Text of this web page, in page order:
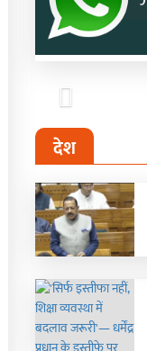
Previous
देश